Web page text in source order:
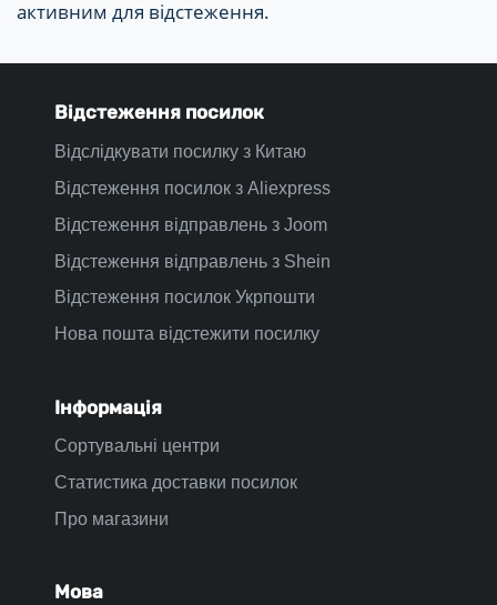
активним для відстеження.
Відстеження посилок
Відслідкувати посилку з Китаю
Відстеження посилок з Aliexpress
Відстеження відправлень з Joom
Відстеження відправлень з Shein
Відстеження посилок Укрпошти
Нова пошта відстежити посилку
Інформація
Сортувальні центри
Статистика доставки посилок
Про магазини
Мова